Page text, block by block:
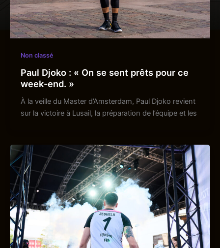
Non classé
Paul Djoko : « On se sent prêts pour ce
week-end. »
À la veille du Master d’Amsterdam, Paul Djoko revient
sur la victoire à Lusail, la préparation de l’équipe et les